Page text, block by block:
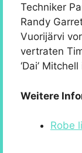
Techniker
Randy
Vuorijärvi
vertraten
‘Dai’
Weitere
Robe